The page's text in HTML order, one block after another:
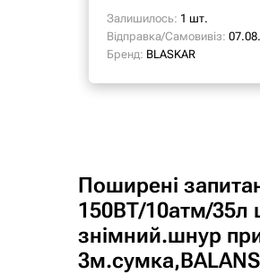
Залишилось: 1 шт.
Відправка/Самовивіз:
Бренд: BLASKAR
Поширені
150ВТ/10атм/35л
знімний.шнур